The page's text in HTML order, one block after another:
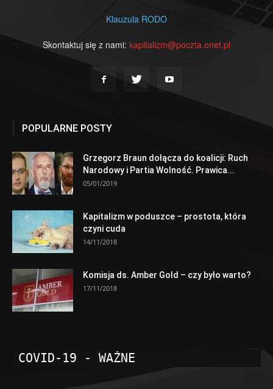
Klauzula RODO
Skontaktuj się z nami: kapitalizm@poczta.onet.pl
POPULARNE POSTY
Grzegorz Braun dołącza do koalicji: Ruch
Narodowy i Partia Wolność. Prawica...
05/01/2019
Kapitalizm w poduszce – prostota, która
czyni cuda
14/11/2018
Komisja ds. Amber Gold – czy było warto?
17/11/2018
COVID-19 - WAŻNE